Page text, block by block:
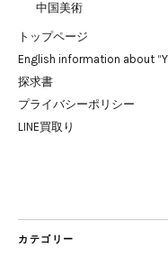
中国美術
トップページ
English information about
探求書
プライバシーポリシー
LINE買取り
カテゴリー